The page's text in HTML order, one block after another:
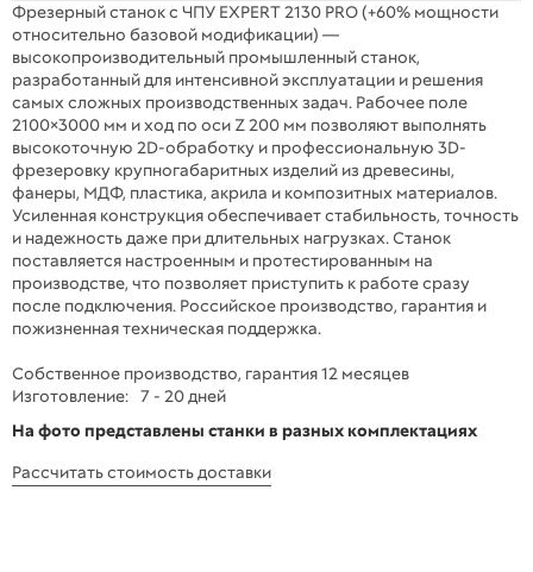
Фрезерный станок с ЧПУ EXPERT 2130 PRO (+60% мощности
относительно базовой модификации) —
высокопроизводительный промышленный станок,
разработанный для интенсивной эксплуатации и решения
самых сложных производственных задач. Рабочее поле
2100×3000 мм и ход по оси Z 200 мм позволяют выполнять
высокоточную 2D-обработку и профессиональную 3D-
фрезеровку крупногабаритных изделий из древесины,
фанеры, МДФ, пластика, акрила и композитных материалов.
Усиленная конструкция обеспечивает стабильность, точность
и надежность даже при длительных нагрузках. Станок
поставляется настроенным и протестированным на
производстве, что позволяет приступить к работе сразу
после подключения. Российское производство, гарантия и
пожизненная техническая поддержка.
Собственное производство, гарантия 12 месяцев
Изготовление: 7 - 20 дней
На фото представлены станки в разных комплектациях
Рассчитать стоимость доставки